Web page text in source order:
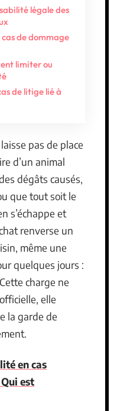
légale des
de dommage
limiter ou
de litige lié à
pas de place
d’un animal
dégâts causés,
que tout soit le
s’échappe et
renverse un
même une
quelques jours :
charge ne
elle
la garde de
en cas
est